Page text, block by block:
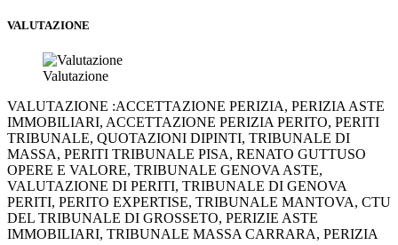
VALUTAZIONE
Valutazione
VALUTAZIONE :ACCETTAZIONE PERIZIA, PERIZIA ASTE
IMMOBILIARI, ACCETTAZIONE PERIZIA PERITO, PERITI
TRIBUNALE, QUOTAZIONI DIPINTI, TRIBUNALE DI
MASSA, PERITI TRIBUNALE PISA, RENATO GUTTUSO
OPERE E VALORE, TRIBUNALE GENOVA ASTE,
VALUTAZIONE DI PERITI, TRIBUNALE DI GENOVA
PERITI, PERITO EXPERTISE, TRIBUNALE MANTOVA, CTU
DEL TRIBUNALE DI GROSSETO, PERIZIE ASTE
IMMOBILIARI, TRIBUNALE MASSA CARRARA, PERIZIA